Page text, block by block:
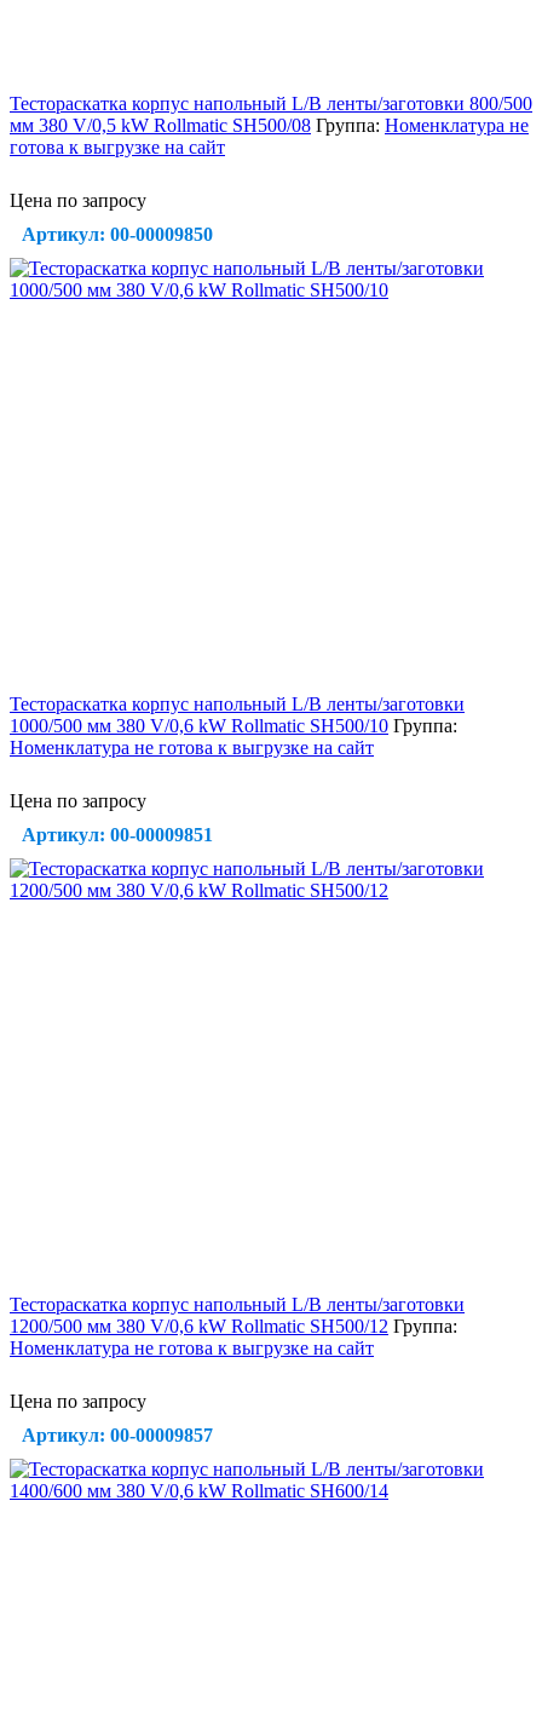
Тестораскатка корпус напольный L/B ленты/заготовки 800/500
мм 380 V/0,5 kW Rollmatic SH500/08 Группа: Номенклатура не
готова к выгрузке на сайт
Цена по запросу
Артикул: 00-00009850
Тестораскатка корпус напольный L/B ленты/заготовки
1000/500 мм 380 V/0,6 kW Rollmatic SH500/10 Группа:
Номенклатура не готова к выгрузке на сайт
Цена по запросу
Артикул: 00-00009851
Тестораскатка корпус напольный L/B ленты/заготовки
1200/500 мм 380 V/0,6 kW Rollmatic SH500/12 Группа:
Номенклатура не готова к выгрузке на сайт
Цена по запросу
Артикул: 00-00009857